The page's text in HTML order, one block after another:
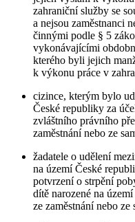
zahraniční služby se
a nejsou zaměstnanci
činnými podle § 5
vykonávajícími
kterého byli jejich
k výkonu práce v
cizince, kterým bylo
České republiky za
zvláštního právního
zaměstnání nebo ze
žadatele o udělení
na území České
potvrzení o strpění
dítě narozené na
ze zaměstnání nebo